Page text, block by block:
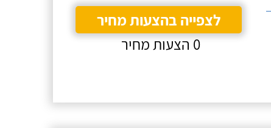
לצפייה בהצעות מחיר
0 הצעות מחיר